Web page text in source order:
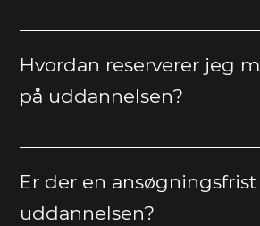
Hvordan reserverer jeg
på uddannelsen?
Er der en
uddannelsen?